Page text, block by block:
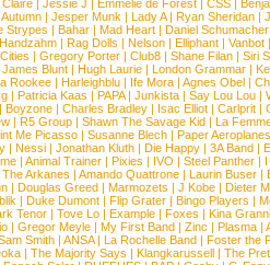
Claire| Jessie J | Emmelie de Forest| CSS|
| Jesper Munk | Lady A| Ryan Sheridan|
Strypes | Bahar | Mad Heart | Daniel Schumacher
| Rag Dolls | Nelson | Elliphant | Vanbot |
| Gregory Porter | Club8 | Shane Filan | Siri
James Blunt | Hugh Laurie | London Grammar |
Rookee | Harleighblu | Ife Mora | Agnes Obel |
| Patricia Kaas | PAPA| Junkista | Say Lou Lou |
| Boyzone| Charles Bradley| Isac Elliot| Carlprit|
| R5 Group | Shawn The Savage Kid | La
Me Picasso | Susanne Blech | Paper Aeroplanes
| Nessi| Jonathan Kluth| Die Happy| 3A Band|
| Animal Trainer| Pixies | IVO | Steel Panther|
The Arkanes | Amando Quattrone | Laurin Buser |
| Douglas Greed | Marmozets | J Kobe | Dieter
| Duke Dumont | Flip Grater | Bingo Players |
Tenor | Tove Lo | Example | Foxes | Kina
| Gregor Meyle | My First Band | Zinc | Plasma |
Smith| ANSA| La Rochelle Band| Foster the
| The Majority Says | Klangkarussell| The